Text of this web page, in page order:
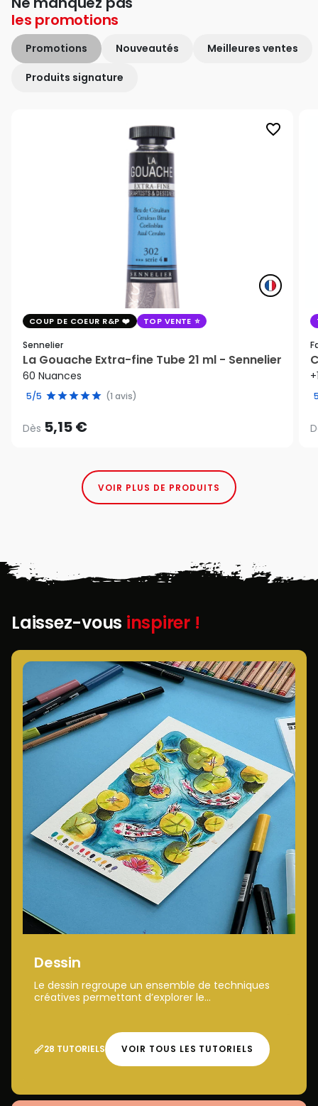
les promotions
Promotions Nouveautés Meilleures ventes
Produits signature
favorite_border
COUP DE COEUR R&P TOP VENTE
Sennelier
La Gouache Extra-fine Tube 21 ml - Sennelier
60 Nuances
5/5 (1 avis)
Dès 5,15 €
VOIR PLUS DE PRODUITS
Laissez-vous inspirer !
Dessin
Le dessin regroupe un ensemble de techniques
créatives permettant d’explorer le...
28 TUTORIELS VOIR TOUS LES TUTORIELS